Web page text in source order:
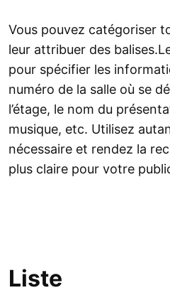
Vous pouvez catégoriser
leur attribuer des
pour spécifier les
numéro de la salle où se
l’étage, le nom du
musique, etc. Utilisez
nécessaire et rendez la
plus claire pour votre
Liste